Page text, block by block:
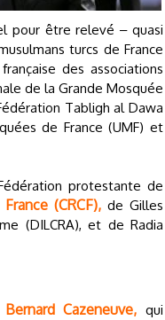
pour être relevé ‒ quasi
turcs de France
des associations
de la Grande Mosquée
Tabligh al Dawa
de France (UMF) et
protestante de
(CRCF), de Gilles
(DILCRA), et de Radia
Bernard Cazeneuve, qui